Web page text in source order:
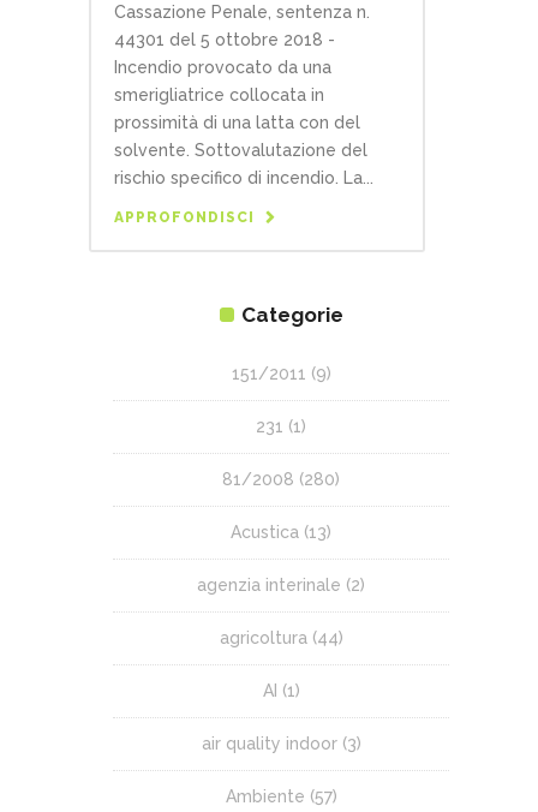
Cassazione Penale, sentenza n.
44301 del 5 ottobre 2018 -
Incendio provocato da una
smerigliatrice collocata in
prossimità di una latta con del
solvente. Sottovalutazione del
rischio specifico di incendio. La...
APPROFONDISCI
Categorie
151/2011 (9)
231 (1)
81/2008 (280)
Acustica (13)
agenzia interinale (2)
agricoltura (44)
AI (1)
air quality indoor(3)
Ambiente (57)